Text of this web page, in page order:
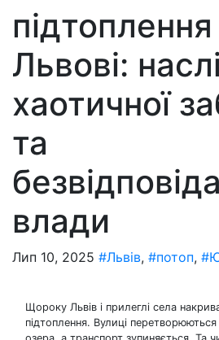
Львові:
хаотичної
та
влади
Лип 10, 2025 #Львів, #потоп,
Щороку Львів і прилеглі села
підтоплення. Вулиці